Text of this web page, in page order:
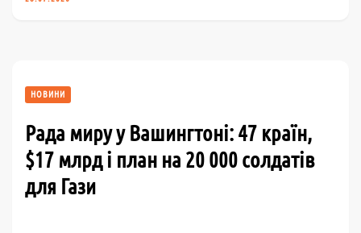
НОВИНИ
Рада миру у Вашингтоні: 47 країн,
$17 млрд і план на 20 000 солдатів
для Гази